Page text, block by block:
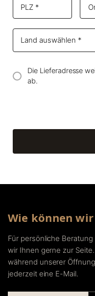
Die Lieferadresse
ab.
Wie können
Für persönliche
wir Ihnen gerne zur
während unserer
jederzeit eine E-Mail.